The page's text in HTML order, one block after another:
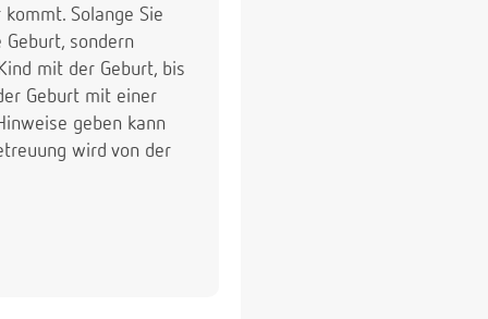
Solange Sie
sondern
mit der Geburt, bis
Geburt mit einer
geben kann
wird von der